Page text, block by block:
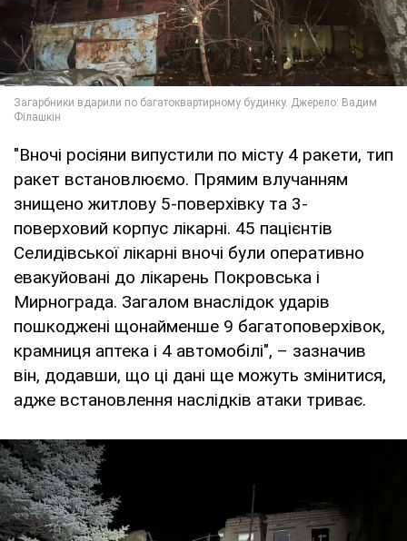
"Вночі росіяни випустили по місту 4 ракети, тип
ракет встановлюємо. Прямим влучанням
знищено житлову 5-поверхівку та 3-
поверховий корпус лікарні. 45 пацієнтів
Селидівської лікарні вночі були оперативно
евакуйовані до лікарень Покровська і
Мирнограда. Загалом внаслідок ударів
пошкоджені щонайменше 9 багатоповерхівок,
крамниця аптека і 4 автомобілі", – зазначив
він, додавши, що ці дані ще можуть змінитися,
адже встановлення наслідків атаки триває.